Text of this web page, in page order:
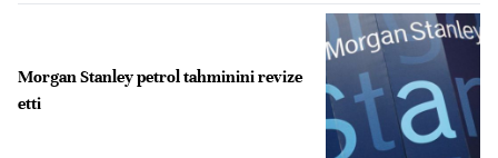
Morgan Stanley petrol tahminini revize
etti